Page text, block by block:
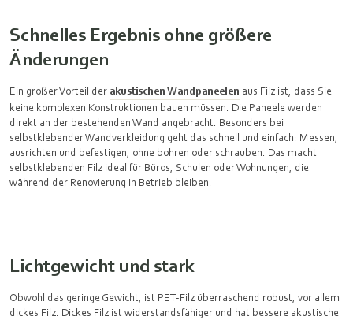
Schnelles Ergebnis ohne größere
Änderungen
Ein großer Vorteil der akustischen Wandpaneelen aus Filz ist, dass Sie
keine komplexen Konstruktionen bauen müssen. Die Paneele werden
direkt an der bestehenden Wand angebracht. Besonders bei
selbstklebender Wandverkleidung geht das schnell und einfach: Messen,
ausrichten und befestigen, ohne bohren oder schrauben. Das macht
selbstklebenden Filz ideal für Büros, Schulen oder Wohnungen, die
während der Renovierung in Betrieb bleiben.
Lichtgewicht und stark
Obwohl das geringe Gewicht, ist PET-Filz überraschend robust, vor allem
dickes Filz. Dickes Filz ist widerstandsfähiger und hat bessere akustische